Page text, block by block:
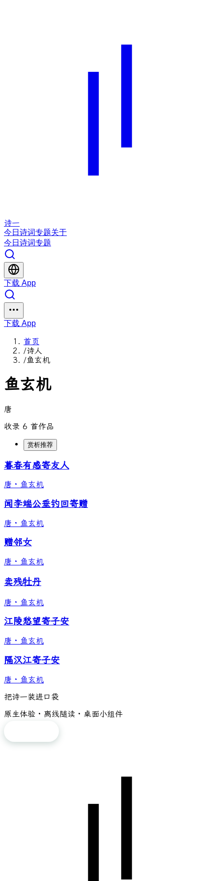
诗一
今日 诗词专题关于
今日 诗词专题
下载 App
下载 App
首页
/诗人
/鱼玄机
鱼玄机
唐
收录 6 首作品
赏析推荐
暮春有感寄友人
唐 · 鱼玄机
闻李端公垂钓回寄赠
唐 · 鱼玄机
赠邻女
唐 · 鱼玄机
卖残牡丹
唐 · 鱼玄机
江陵愁望寄子安
唐 · 鱼玄机
隔汉江寄子安
唐 · 鱼玄机
把诗一装进口袋
原生体验 · 离线随读 · 桌面小组件